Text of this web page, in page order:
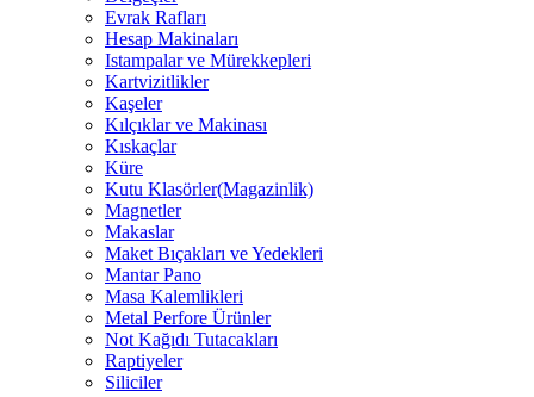
Evrak Rafları
Hesap Makinaları
Istampalar ve Mürekkepleri
Kartvizitlikler
Kaşeler
Kılçıklar ve Makinası
Kıskaçlar
Küre
Kutu Klasörler(Magazinlik)
Magnetler
Makaslar
Maket Bıçakları ve Yedekleri
Mantar Pano
Masa Kalemlikleri
Metal Perfore Ürünler
Not Kağıdı Tutacakları
Raptiyeler
Siliciler